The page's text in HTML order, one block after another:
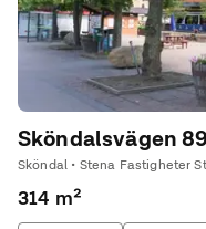
Sköndalsvägen
Sköndal • Stena Fastigheter
314 m²